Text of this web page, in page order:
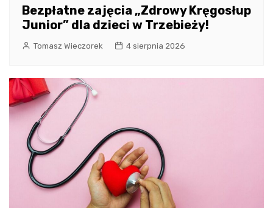
Bezpłatne zajęcia „Zdrowy Kręgosłup
Junior” dla dzieci w Trzebieży!
Tomasz Wieczorek 4 sierpnia 2026